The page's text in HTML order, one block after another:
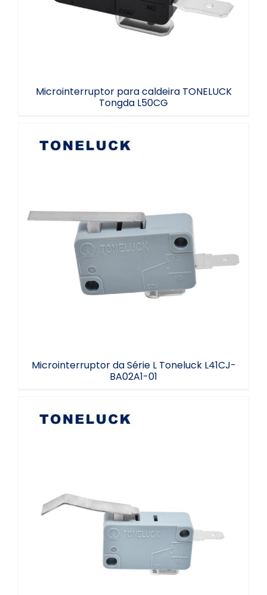
Microinterruptor para caldeira TONELUCK
Tongda L50CG
Microinterruptor da Série L Toneluck
L41CJ-BA02A1-01
Microinterruptor da Série L Toneluck L41CJ-
BA02A1-01
Microinterruptor Série L42 0,1A 125V -
Produto em Promoção